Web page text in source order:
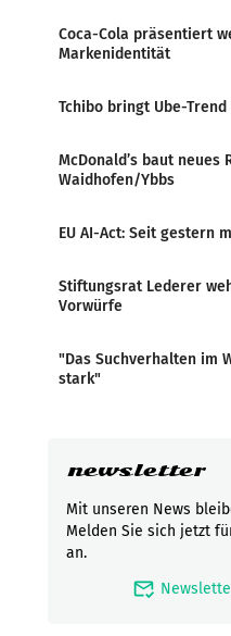
Coca-Cola präsentiert
Markenidentität
Tchibo bringt Ube-
McDonald’s baut neues
Waidhofen/Ybbs
EU AI-Act: Seit gestern
Stiftungsrat Lederer
Vorwürfe
"Das Suchverhalten im
stark"
newsletter
Mit unseren News
Melden Sie sich jetzt
an.
mark_email_read